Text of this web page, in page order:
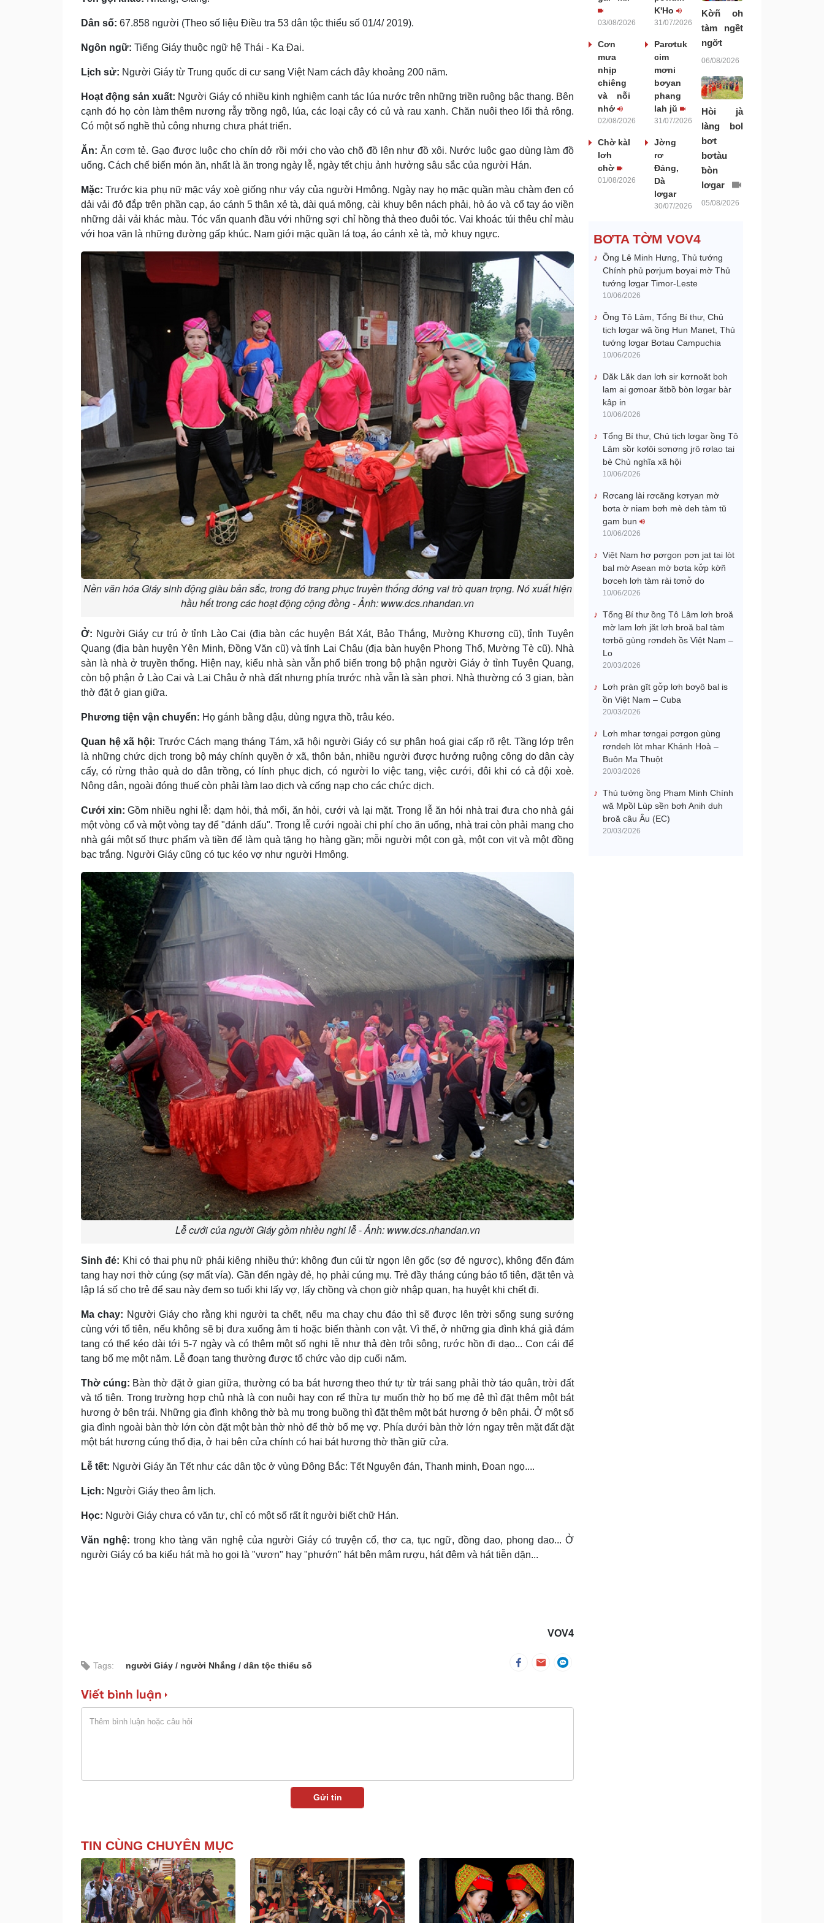
Dân số: 67.858 người (Theo số liệu Điều tra 53 dân tộc thiểu số 01/4/ 2019).
Ngôn ngữ: Tiếng Giáy thuộc ngữ hệ Thái - Ka Ðai.
Lịch sử: Người Giáy từ Trung quốc di cư sang Việt Nam cách đây khoảng 200 năm.
Hoạt động sản xuất: Người Giáy có nhiều kinh nghiệm canh tác lúa nước trên những triền ruộng bậc thang. Bên
cạnh đó họ còn làm thêm nương rẫy trồng ngô, lúa, các loại cây có củ và rau xanh. Chăn nuôi theo lối thả rông.
Có một số nghề thủ công nhưng chưa phát triển.
Ăn: Ăn cơm tẻ. Gạo được luộc cho chín dở rồi mới cho vào chõ đồ lên như đồ xôi. Nước luộc gạo dùng làm đồ
uống. Cách chế biến món ăn, nhất là ăn trong ngày lễ, ngày tết chịu ảnh hưởng sâu sắc của người Hán.
Mặc: Trước kia phụ nữ mặc váy xoè giống như váy của người Hmông. Ngày nay họ mặc quần màu chàm đen có
dải vải đỏ đắp trên phần cạp, áo cánh 5 thân xẻ tà, dài quá mông, cài khuy bên nách phải, hò áo và cổ tay áo viền
những dải vải khác màu. Tóc vấn quanh đầu với những sợi chỉ hồng thả theo đuôi tóc. Vai khoác túi thêu chỉ màu
với hoa văn là những đường gấp khúc. Nam giới mặc quần lá toạ, áo cánh xẻ tà, mở khuy ngực.
Nền văn hóa Giáy sinh động giàu bản sắc, trong đó trang phục truyền thống đóng vai trò quan trọng. Nó xuất hiện
hầu hết trong các hoạt động cộng đồng - Ảnh: www.dcs.nhandan.vn
Ở: Người Giáy cư trú ở tỉnh Lào Cai (địa bàn các huyện Bát Xát, Bảo Thắng, Mường Khương cũ), tỉnh Tuyên
Quang (địa bàn huyện Yên Minh, Ðồng Văn cũ) và tỉnh Lai Châu (địa bàn huyện Phong Thổ, Mường Tè cũ). Nhà
sàn là nhà ở truyền thống. Hiện nay, kiểu nhà sàn vẫn phổ biến trong bộ phận người Giáy ở tỉnh Tuyên Quang,
còn bộ phận ở Lào Cai và Lai Châu ở nhà đất nhưng phía trước nhà vẫn là sàn phơi. Nhà thường có 3 gian, bàn
thờ đặt ở gian giữa.
Phương tiện vận chuyển: Họ gánh bằng dậu, dùng ngựa thồ, trâu kéo.
Quan hệ xã hội: Trước Cách mạng tháng Tám, xã hội người Giáy có sự phân hoá giai cấp rõ rệt. Tầng lớp trên
là những chức dịch trong bộ máy chính quyền ở xã, thôn bản, nhiều người được hưởng ruộng công do dân cày
cấy, có rừng thảo quả do dân trồng, có lính phục dịch, có người lo việc tang, việc cưới, đôi khi có cả đội xoè.
Nông dân, ngoài đóng thuế còn phải làm lao dịch và cống nạp cho các chức dịch.
Cưới xin:Gồm nhiều nghi lễ: dạm hỏi, thả mối, ăn hỏi, cưới và lại mặt. Trong lễ ăn hỏi nhà trai đưa cho nhà gái
một vòng cổ và một vòng tay để "đánh dấu". Trong lễ cưới ngoài chi phí cho ăn uống, nhà trai còn phải mang cho
nhà gái một số thực phẩm và tiền để làm quà tặng họ hàng gần; mỗi người một con gà, một con vịt và một đồng
bạc trắng. Người Giáy cũng có tục kéo vợ như người Hmông.
Lễ cưới của người Giáy gồm nhiều nghi lễ - Ảnh: www.dcs.nhandan.vn
Sinh đẻ: Khi có thai phụ nữ phải kiêng nhiều thứ: không đun củi từ ngọn lên gốc (sợ đẻ ngược), không đến đám
tang hay nơi thờ cúng (sợ mất vía). Gần đến ngày đẻ, họ phải cúng mụ. Trẻ đầy tháng cúng báo tổ tiên, đặt tên và
lập lá số cho trẻ để sau này đem so tuổi khi lấy vợ, lấy chồng và chọn giờ nhập quan, hạ huyệt khi chết đi.
Ma chay: Người Giáy cho rằng khi người ta chết, nếu ma chay chu đáo thì sẽ được lên trời sống sung sướng
cùng với tổ tiên, nếu không sẽ bị đưa xuống âm ti hoặc biến thành con vật. Vì thế, ở những gia đình khá giả đám
tang có thể kéo dài tới 5-7 ngày và có thêm một số nghi lễ như thả đèn trôi sông, rước hồn đi dạo... Con cái để
tang bố mẹ một năm. Lễ đoạn tang thường được tổ chức vào dịp cuối năm.
Thờ cúng: Bàn thờ đặt ở gian giữa, thường có ba bát hương theo thứ tự từ trái sang phải thờ táo quân, trời đất
và tổ tiên. Trong trường hợp chủ nhà là con nuôi hay con rể thừa tự muốn thờ họ bố mẹ đẻ thì đặt thêm một bát
hương ở bên trái. Những gia đình không thờ bà mụ trong buồng thì đặt thêm một bát hương ở bên phải. Ở một số
gia đình ngoài bàn thờ lớn còn đặt một bàn thờ nhỏ để thờ bố mẹ vợ. Phía dưới bàn thờ lớn ngay trên mặt đất đặt
một bát hương cúng thổ địa, ở hai bên cửa chính có hai bát hương thờ thần giữ cửa.
Lễ tết: Người Giáy ăn Tết như các dân tộc ở vùng Ðông Bắc: Tết Nguyên đán, Thanh minh, Ðoan ngọ....
Lịch: Người Giáy theo âm lịch.
Học: Người Giáy chưa có văn tự, chỉ có một số rất ít người biết chữ Hán.
Văn nghệ: trong kho tàng văn nghệ của người Giáy có truyện cổ, thơ ca, tục ngữ, đồng dao, phong dao... Ở
người Giáy có ba kiểu hát mà họ gọi là "vươn" hay "phướn" hát bên mâm rượu, hát đêm và hát tiễn dặn...
VOV4
Tags: người Giáy người Nhắng dân tộc thiểu số
Viết bình luận
TIN CÙNG CHUYÊN MỤC
03/08/2026
Cơn
mưa
nhịp
chiêng
và nỗi
nhớ
02/08/2026
Chờ kàl
lơh
chờ
01/08/2026
K'Ho
31/07/2026
Parơtuk
cim
mơni
bơyan
phang
lah jŭ
31/07/2026
Jờng
rơ
Đảng,
Dà
lơgar
30/07/2026
Kờñ oh
tàm ngềt
ngơ̆t
06/08/2026
Hòi jà
làng bol
bơt
bơtàu
ƀòn
lơgar
05/08/2026
BƠTA TỜM VOV4
Ồng Lê Minh Hưng, Thủ tướng
Chính phủ pơrjum bơyai mờ Thủ
tướng lơgar Timor-Leste
10/06/2026
Ồng Tô Lâm, Tổng Bí thư, Chủ
tịch lơgar wă ồng Hun Manet, Thủ
tướng lơgar Bơtau Campuchia
10/06/2026
Dăk Lăk dan lơh sir kơrnoăt boh
lam ai gơnoar ătbồ ƀòn lơgar bàr
kâp in
10/06/2026
Tổng Bí thư, Chủ tịch lơgar ồng Tô
Lâm sồr kơlôi sơnơng jrô rơlao tai
bè Chủ nghĩa xã hội
10/06/2026
Rơcang lài rơcăng kơryan mờ
bơta ờ niam bơh mè deh tàm tŭ
gam bun
10/06/2026
Việt Nam hơ pơrgon pơn jat tai lòt
bal mờ Asean mờ bơta kơ̆p kờñ
bơceh lơh tàm rài tơnơ̆ do
10/06/2026
Tổng Ƀí thư ồng Tô Lâm lơh broă
mờ lam lơh jăt lơh broă bal tàm
tơrbŏ gùng rơndeh ồs Việt Nam –
Lo
20/03/2026
Lơh pràn gĭt gơ̆p lơh bơyô bal is
ồn Việt Nam – Cuba
20/03/2026
Lơh mhar tơngai pơrgon gùng
rơndeh lòt mhar Khánh Hoà –
Buôn Ma Thuột
20/03/2026
Thủ tướng ồng Phạm Minh Chính
wă Mpồl Lùp sền bơh Anih duh
broă câu Âu (EC)
20/03/2026